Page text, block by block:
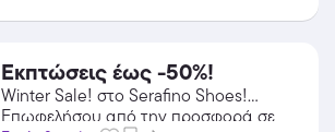
Εκπτώσεις έως -50%!
Winter Sale! στο Serafino Shoes!
Επωφελήσου από την προσφορά σε